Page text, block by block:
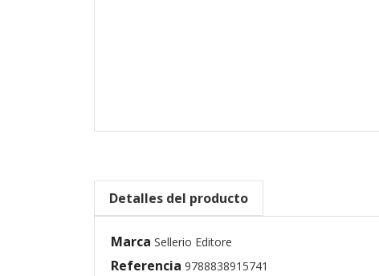
Detalles del producto
Marca Sellerio Editore
Referencia 9788838915741